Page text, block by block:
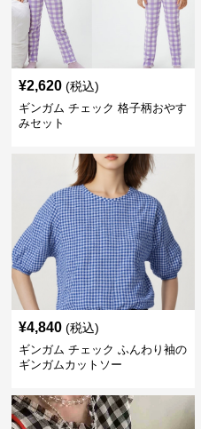
¥2,620 (税込)
ギンガム チェック 格子柄おやす
みセット
¥4,840 (税込)
ギンガム チェック ふんわり袖の
ギンガムカットソー